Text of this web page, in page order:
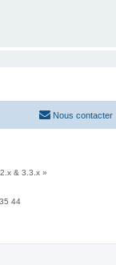
Nous contacter
& 3.3.x »
44